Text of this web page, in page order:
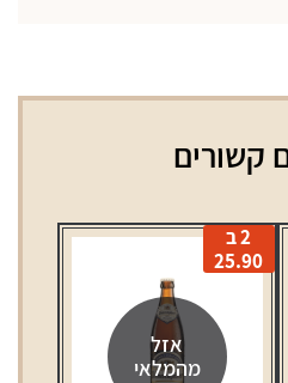
קשורים
אזל
מהמלאי
2 ב
25.90